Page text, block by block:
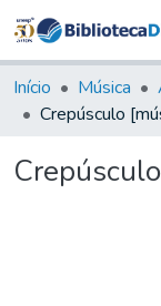
Início Música
Crepúsculo